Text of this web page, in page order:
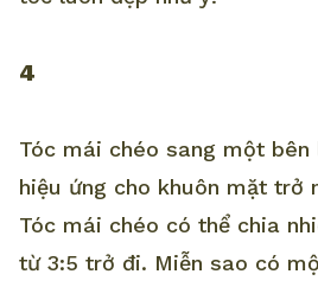
4
Tóc mái chéo sang một
hiệu ứng cho khuôn mặt trở
Tóc mái chéo có thể chia
từ 3:5 trở đi. Miễn sao có